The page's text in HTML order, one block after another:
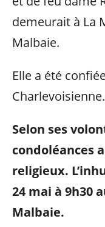
demeurait à La
Malbaie.
Elle a été
Charlevoisienne.
Selon ses
condoléances
religieux.
24 mai à 9h30
Malbaie.